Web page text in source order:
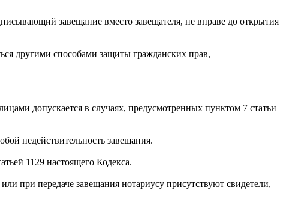
завещание вместо завещателя, не вправе до открытия
другими способами защиты гражданских прав,
допускается в случаях, предусмотренных пунктом 7 статьи
недействительность завещания.
1129 настоящего Кодекса.
при передаче завещания нотариусу присутствуют свидетели,